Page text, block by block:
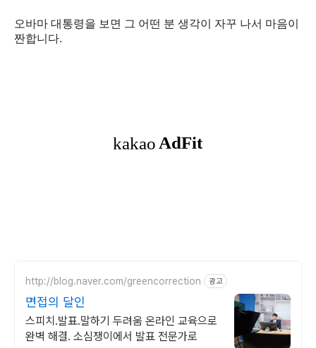
오바마 대통령을 보면 그 어떤 분 생각이 자꾸 나서 마음이
짠합니다.
http://blog.naver.com/greencorrection 광고
면접의 달인
스피치.발표.말하기 두려움 온라인 교육으로
완벽 해결. 소심쟁이에서 발표 전문가로